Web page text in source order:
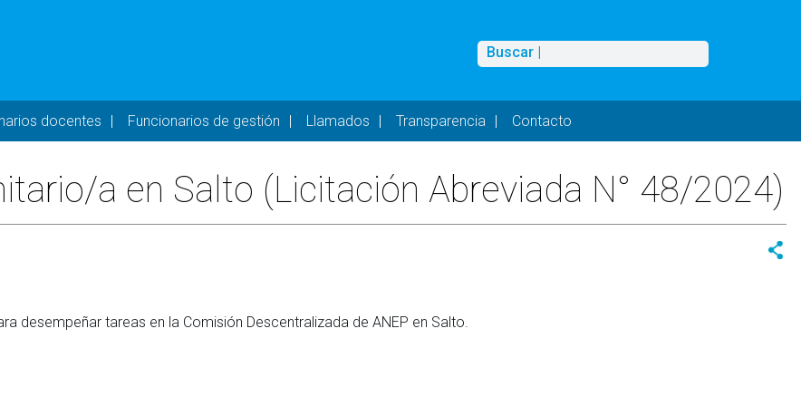
Buscar
Buscar |
docentes Funcionarios de gestión Llamados Transparencia Contacto
a en Salto (Licitación Abreviada N° 48/2024)
desempeñar tareas en la Comisión Descentralizada de ANEP en Salto.